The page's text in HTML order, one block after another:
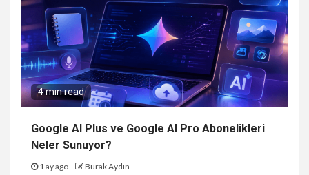
4 min read
Google AI Plus ve Google AI Pro Abonelikleri
Neler Sunuyor?
1 ay ago Burak Aydın